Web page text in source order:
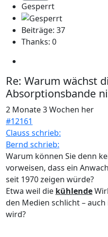
Gesperrt
Beiträge: 37
Thanks: 0
Re: Warum wächst
Absorptionsbande
2 Monate 3 Wochen her
#12161
Clauss schrieb:
Bernd schrieb:
Warum können Sie denn
vorweisen, dass ein
seit 1970 zeigen würde?
Etwa weil die kühlende
den Medien schlicht –
wird?